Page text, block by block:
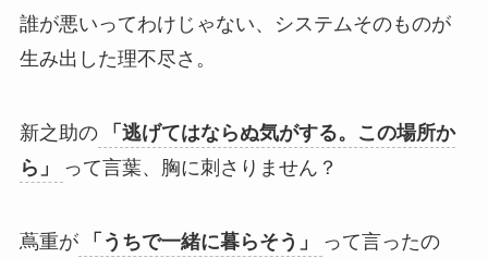
誰が悪いってわけじゃない、システムそのものが
生み出した理不尽さ。
新之助の
「逃げてはならぬ気がする。この場所か
ら」
って言葉、胸に刺さりません？
蔦重が 「うちで一緒に暮らそう」
って言ったの